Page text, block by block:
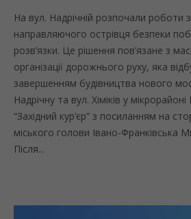
На вул. Надрічній розпочали роботи
направляючого острівця безпеки
розв’язки. Це рішення пов’язане з
організації дорожнього руху, яка
завершенням будівництва нового
Надрічну та вул. Хіміків у
“Західний кур’єр” з посиланням на
міського голови Івано-Франківська
Після...